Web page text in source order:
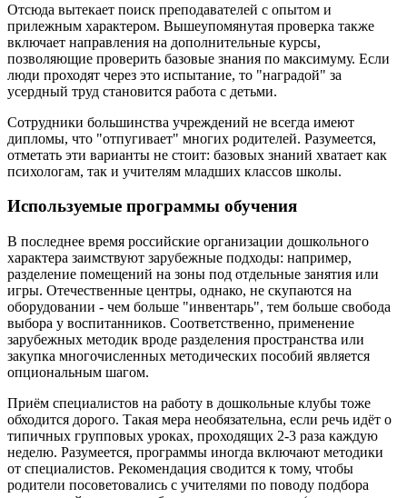
Отсюда вытекает поиск преподавателей с опытом и
прилежным характером. Вышеупомянутая проверка также
включает направления на дополнительные курсы,
позволяющие проверить базовые знания по максимуму. Если
люди проходят через это испытание, то "наградой" за
усердный труд становится работа с детьми.
Сотрудники большинства учреждений не всегда имеют
дипломы, что "отпугивает" многих родителей. Разумеется,
отметать эти варианты не стоит: базовых знаний хватает как
психологам, так и учителям младших классов школы.
Используемые программы обучения
В последнее время российские организации дошкольного
характера заимствуют зарубежные подходы: например,
разделение помещений на зоны под отдельные занятия или
игры. Отечественные центры, однако, не скупаются на
оборудовании - чем больше "инвентарь", тем больше свобода
выбора у воспитанников. Соответственно, применение
зарубежных методик вроде разделения пространства или
закупка многочисленных методических пособий является
опциональным шагом.
Приём специалистов на работу в дошкольные клубы тоже
обходится дорого. Такая мера необязательна, если речь идёт о
типичных групповых уроках, проходящих 2-3 раза каждую
неделю. Разумеется, программы иногда включают методики
от специалистов. Рекомендация сводится к тому, чтобы
родители посоветовались с учителями по поводу подбора